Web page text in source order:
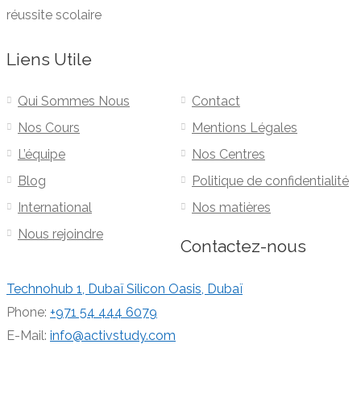
réussite scolaire
Liens Utile
Qui Sommes Nous
Nos Cours
L’équipe
Blog
International
Nous rejoindre
Contact
Mentions Légales
Nos Centres
Politique de confidentialité
Nos matières
Contactez-nous
Technohub 1, Dubaï Silicon Oasis, Dubaï
Phone: +971 54 444 6079
E-Mail: info@activstudy.com